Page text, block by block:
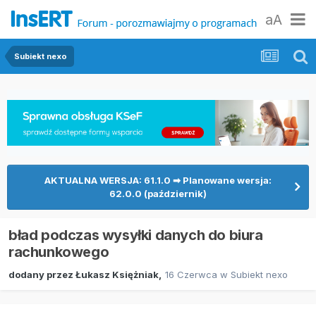
aA
Subiekt nexo
AKTUALNA WERSJA: 61.1.0 ➡ Planowane wersja:
62.0.0 (październik)
bład podczas wysyłki danych do biura
rachunkowego
dodany przez Łukasz Księżniak 16 Czerwca w Subiekt nexo